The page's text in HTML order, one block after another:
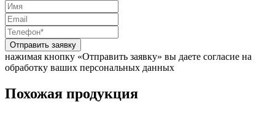
Отправить заявку
нажимая кнопку «Отправить заявку» вы даете согласие на
обработку ваших персональных данных
Похожая продукция